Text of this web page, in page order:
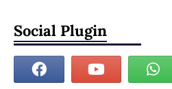
Social Plugin